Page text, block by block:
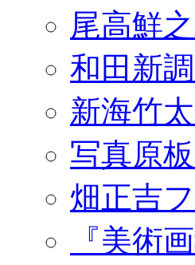
尾高鮮
和田新
新海竹
写真原
畑正吉
『美術